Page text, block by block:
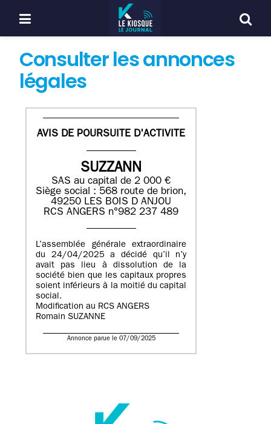
Consulter les annonces
légales
AVIS DE POURSUITE D'ACTIVITE
SUZZANN
SAS au capital de 2 000 €
Siège social : 568 route de brion,
49250 LES BOIS D ANJOU
RCS ANGERS n°982 237 489
L’assemblée générale extraordinaire
du 24/04/2025 a décidé qu’il n’y
avait pas lieu à dissolution de la
société bien que les capitaux propres
soient inférieurs à la moitié du capital
social.
Modification au RCS ANGERS
Romain SUZANNE
Annonce parue le 07/09/2025